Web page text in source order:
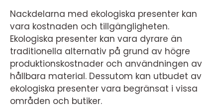
Nackdelarna med ekologiska presenter kan
vara kostnaden och tillgängligheten.
Ekologiska presenter kan vara dyrare än
traditionella alternativ på grund av högre
produktionskostnader och användningen av
hållbara material. Dessutom kan utbudet av
ekologiska presenter vara begränsat i vissa
områden och butiker.